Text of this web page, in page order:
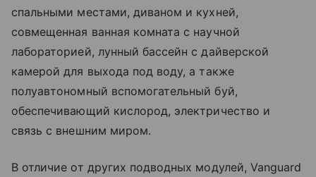
спальными местами, диваном и кухней,
совмещенная ванная комната с научной
лабораторией, лунный бассейн с дайверской
камерой для выхода под воду, а также
полуавтономный вспомогательный буй,
обеспечивающий кислород, электричество и
связь с внешним миром.
В отличие от других подводных модулей, Vanguard